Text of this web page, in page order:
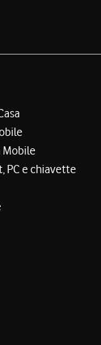
Mobile
PC e chiavette